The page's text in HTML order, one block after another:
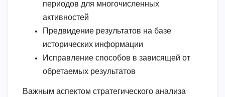
периодов для многочисленных
активностей
Предвидение результатов на базе
исторических информации
Исправление способов в зависящей от
обретаемых результатов
Важным аспектом стратегического анализа